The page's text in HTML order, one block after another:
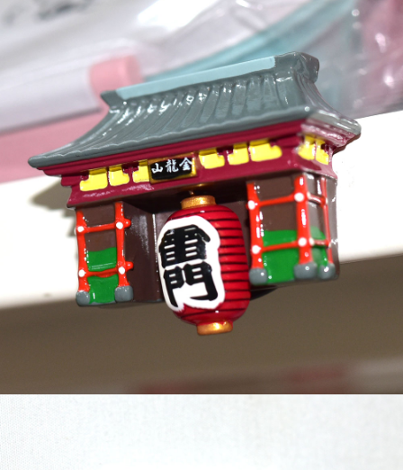
每筆NT$65，滿NT$999(含以上)免運費
每筆NT$65，滿NT$999(含以上)免運費
付款後7-11取貨
每筆NT$65，滿NT$999(含以上)免運費
宅配
每筆NT$100，滿NT$999(含以上)免運費